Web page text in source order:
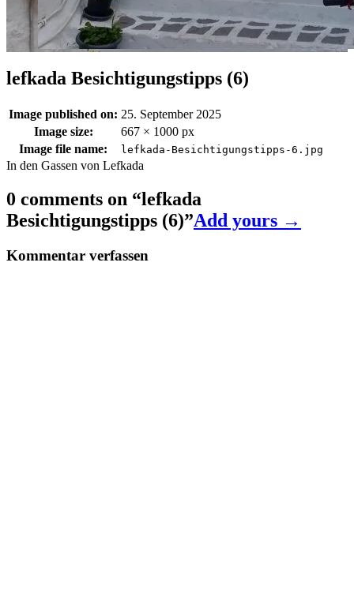
lefkada Besichtigungstipps (6)
Image published on: 25. September 2025
Image size:
667 × 1000 px
Image file name:
lefkada-Besichtigungstipps-6.jpg
In den Gassen von Lefkada
0 comments on “lefkada
Besichtigungstipps (6)”Add yours →
Kommentar verfassen